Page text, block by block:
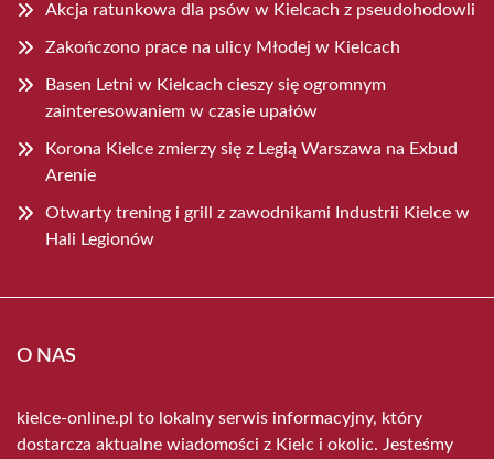
Akcja ratunkowa dla psów w Kielcach z pseudohodowli
Zakończono prace na ulicy Młodej w Kielcach
Basen Letni w Kielcach cieszy się ogromnym
zainteresowaniem w czasie upałów
Korona Kielce zmierzy się z Legią Warszawa na Exbud
Arenie
Otwarty trening i grill z zawodnikami Industrii Kielce w
Hali Legionów
O NAS
kielce-online.pl to lokalny serwis informacyjny, który
dostarcza aktualne wiadomości z Kielc i okolic. Jesteśmy